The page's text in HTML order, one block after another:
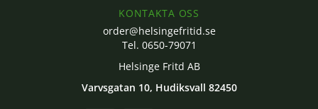
KONTAKTA OSS
order@helsingefritid.se
Tel. 0650-79071
Helsinge Fritd AB
Varvsgatan 10, Hudiksvall 82450